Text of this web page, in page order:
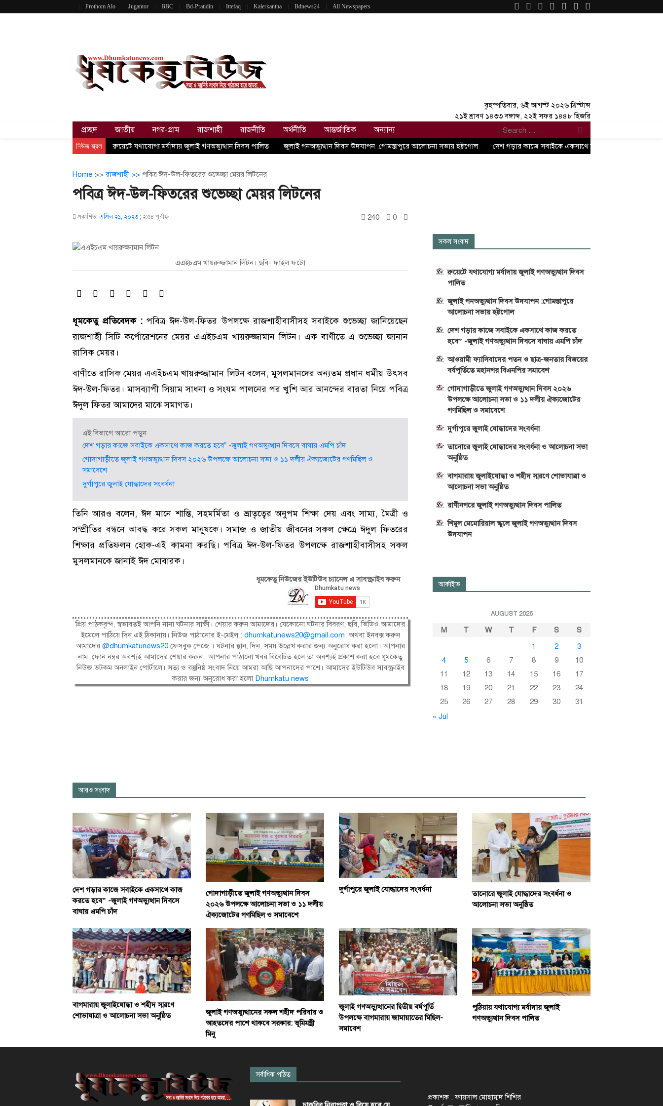
Prothom Alo Jugantor BBC Bd-Pratidin Ittefaq Kalerkantha Bdnews24 All Newspapers
বৃহস্পতিবার, ৬ই আগস্ট ২০২৬ খ্রিস্টাব্দ
২১ই শ্রাবণ ১৪৩৩ বঙ্গাব্দ, ২২ই সফর ১৪৪৮ হিজরি
প্রচ্ছদ জাতীয় নগর-গ্রাম রাজশাহী রাজনীতি অর্থনীতি আন্তর্জাতিক অন্যান্য
×
নিউজ স্ক্রল রুয়েটে যথাযোগ্য মর্যাদায় জুলাই গণঅভ্যুত্থান দিবস পালিত জুলাই গনঅভ্যুত্থান দিবস উদযাপন :গোমস্তাপুরে আলোচনা সভায় হট্টগোল দেশ গড়ার কাজে সবাইকে একসাথে কাজ করতে হবে” -জুলাই
Home >>রাজশাহী >> পবিত্র ঈদ-উল-ফিতরের শুভেচ্ছা মেয়র লিটনের
পবিত্র ঈদ-উল-ফিতরের শুভেচ্ছা মেয়র লিটনের
প্রকাশিত: এপ্রিল ২১, ২০২৩ ; ২:৫৪ পূর্বাহ্ণ 240 0
এএইচএম খায়রুজ্জামান লিটন। ছবি- ফাইল ফটো
ধূমকেতু প্রতিবেদক :পবিত্র ঈদ-উল-ফিতর উপলক্ষে রাজশাহীবাসীসহ সবাইকে শুভেচ্ছা জানিয়েছেন
রাজশাহী সিটি কর্পোরেশনের মেয়র এএইচএম খায়রুজ্জামান লিটন। এক বাণীতে এ শুভেচ্ছা জানান
রাসিক মেয়র।
বাণীতে রাসিক মেয়র এএইচএম খায়রুজ্জামান লিটন বলেন, মুসলমানদের অন্যতম প্রধান ধর্মীয় উৎসব
ঈদ-উল-ফিতর। মাসব্যাপী সিয়াম সাধনা ও সংযম পালনের পর খুশি আর আনন্দের বারতা নিয়ে পবিত্র
ঈদুল ফিতর আমাদের মাঝে সমাগত।
এই বিভাগে আরো পড়ুন
দেশ গড়ার কাজে সবাইকে একসাথে কাজ করতে হবে” -জুলাই গণঅভ্যুত্থান দিবসে বাঘায় এমপি চাঁদ
গোদাগাড়ীতে জুলাই গণঅভ্যুত্থান দিবস ২০২৬ উপলক্ষে আলোচনা সভা ও ১১ দলীয় ঐক্যজোটের গণমিছিল ও
সমাবেশে
দুর্গাপুরে জুলাই যোদ্ধাদের সংবর্ধনা
তিনি আরও বলেন, ঈদ মানে শান্তি, সহমর্মিতা ও ভ্রাতৃত্বের অনুপম শিক্ষা দেয় এবং সাম্য, মৈত্রী ও
সম্প্রীতির বন্ধনে আবদ্ধ করে সকল মানুষকে। সমাজ ও জাতীয় জীবনের সকল ক্ষেত্রে ঈদুল ফিতরের
শিক্ষার প্রতিফলন হোক-এই কামনা করছি। পবিত্র ঈদ-উল-ফিতর উপলক্ষে রাজশাহীবাসীসহ সকল
মুসলমানকে জানাই ঈদ মোবারক।
ধূমকেতু নিউজের ইউটিউব চ্যানেল এ সাবস্ক্রাইব করুন
প্রিয় পাঠকবৃন্দ, স্বভাবতই আপনি নানা ঘটনার সাক্ষী। শেয়ার করুন আমাদের। যেকোনো ঘটনার বিবরণ, ছবি, ভিডিও আমাদের
ইমেলে পাঠিয়ে দিন এই ঠিকানায়। নিউজ পাঠানোর ই-মেইল : dhumkatunews20@gmail.com. অথবা ইনবক্স করুন
আমাদের@dhumkatunews20 ফেসবুক পেজে । ঘটনার স্থান, দিন, সময় উল্লেখ করার জন্য অনুরোধ করা হলো। আপনার
নাম, ফোন নম্বর অবশ্যই আমাদের শেয়ার করুন। আপনার পাঠানো খবর বিবেচিত হলে তা অবশ্যই প্রকাশ করা হবে ধূমকেতু
নিউজ ডটকম অনলাইন পোর্টালে। সত্য ও বস্তুনিষ্ঠ সংবাদ নিয়ে আমরা আছি আপনাদের পাশে। আমাদের ইউটিউব সাবস্ক্রাইব
করার জন্য অনুরোধ করা হলো Dhumkatu news
সকল সংবাদ
রুয়েটে যথাযোগ্য মর্যাদায় জুলাই গণঅভ্যুত্থান দিবস
পালিত
জুলাই গনঅভ্যুত্থান দিবস উদযাপন :গোমস্তাপুরে
আলোচনা সভায় হট্টগোল
দেশ গড়ার কাজে সবাইকে একসাথে কাজ করতে
হবে” -জুলাই গণঅভ্যুত্থান দিবসে বাঘায় এমপি চাঁদ
আওয়ামী ফ্যাসিবাদের পতন ও ছাত্র-জনতার বিজয়ের
বর্ষপূর্তিতে মহানগর বিএনপির সমাবেশ
গোদাগাড়ীতে জুলাই গণঅভ্যুত্থান দিবস ২০২৬
উপলক্ষে আলোচনা সভা ও ১১ দলীয় ঐক্যজোটের
গণমিছিল ও সমাবেশে
দুর্গাপুরে জুলাই যোদ্ধাদের সংবর্ধনা
তানোরে জুলাই যোদ্ধাদের সংবর্ধনা ও আলোচনা সভা
অনুষ্ঠিত
বাগমারায় জুলাইযোদ্ধা ও শহীদ স্মরণে শোভাযাত্রা ও
আলোচনা সভা অনুষ্ঠিত
রাণীনগরে জুলাই গণঅভ্যুত্থান দিবস পালিত
শিমুল মেমোরিয়াল স্কুলে জুলাই গণঅভ্যুত্থান দিবস
উদযাপন
আর্কাইভ
AUGUST 2026
M T W T F S
S
1
2
3
4
5 6 7 8 9
10
11
12 13 14 15 16
17
18
19 20 21 22 23
24
25
26 27 28 29 30
31
« Jul
আরও সংবাদ
দেশ গড়ার কাজে সবাইকে একসাথে কাজ
করতে হবে” -জুলাই গণঅভ্যুত্থান দিবসে
বাঘায় এমপি চাঁদ
গোদাগাড়ীতে জুলাই গণঅভ্যুত্থান দিবস
২০২৬ উপলক্ষে আলোচনা সভা ও ১১ দলীয়
ঐক্যজোটের গণমিছিল ও সমাবেশে
দুর্গাপুরে জুলাই যোদ্ধাদের সংবর্ধনা
তানোরে জুলাই যোদ্ধাদের সংবর্ধনা ও
আলোচনা সভা অনুষ্ঠিত
বাগমারায় জুলাইযোদ্ধা ও শহীদ স্মরণে
শোভাযাত্রা ও আলোচনা সভা অনুষ্ঠিত
জুলাই গণঅভ্যুত্থানের সকল শহীদ পরিবার ও
আহতদের পাশে থাকবে সরকার: ভূমিমন্ত্রী
মিনু
জুলাই গণঅভ্যুত্থানের দ্বিতীয় বর্ষপূর্তি
উপলক্ষে বাগমারায় জামায়াতের মিছিল-
সমাবেশ
পুঠিয়ায় যথাযোগ্য মর্যাদায় জুলাই
গণঅভ্যুত্থান দিবস পালিত
সর্বাধিক পঠিত
প্রকাশক : ফায়সাল মোহাম্মদ শিশির